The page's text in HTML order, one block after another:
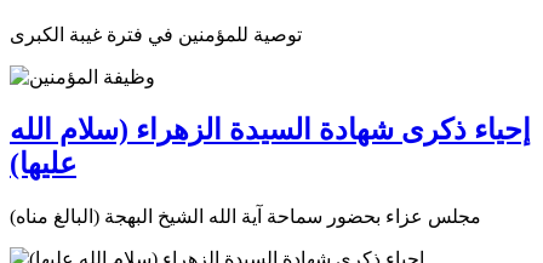
توصية للمؤمنين في فترة غيبة الكبرى
إحياء ذكرى شهادة السيدة الزهراء (سلام الله
عليها)
مجلس عزاء بحضور سماحة آية الله الشيخ البهجة (البالغ مناه)